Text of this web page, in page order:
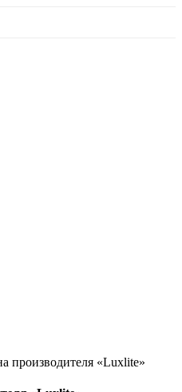
производителя «Luxlite»